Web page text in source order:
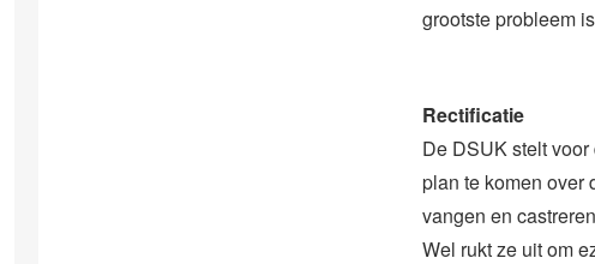
grootste probleem
Rectificatie
De DSUK stelt
plan te komen over
vangen en
Wel rukt ze uit om